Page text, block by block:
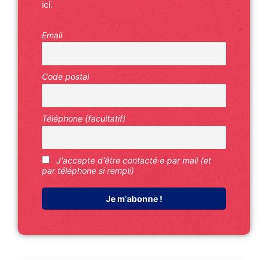
ici.
Email
Code postal
Téléphone (facultatif)
J'accepte d'être contacté·e par mail (et
par téléphone si rempli)